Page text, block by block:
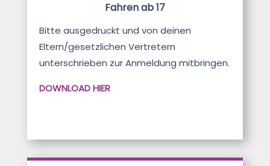
Fahren ab 17
Bitte ausgedruckt und von deinen
Eltern/gesetzlichen Vertretern
unterschrieben zur Anmeldung mitbringen.
DOWNLOAD HIER